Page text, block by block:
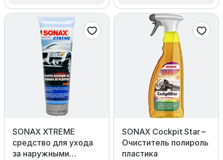
SONAX XTREME
средство для ухода
за наружными
SONAX Cockpit Star –
Очиститель полироль
пластика